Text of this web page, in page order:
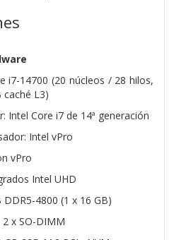
i7-14700 (20 núcleos / 28 hilos,
caché L3)
Intel Core i7 de 14ª generación
Intel vPro
vPro
Intel UHD
4800 (1 x 16 GB)
x SO-DIMM